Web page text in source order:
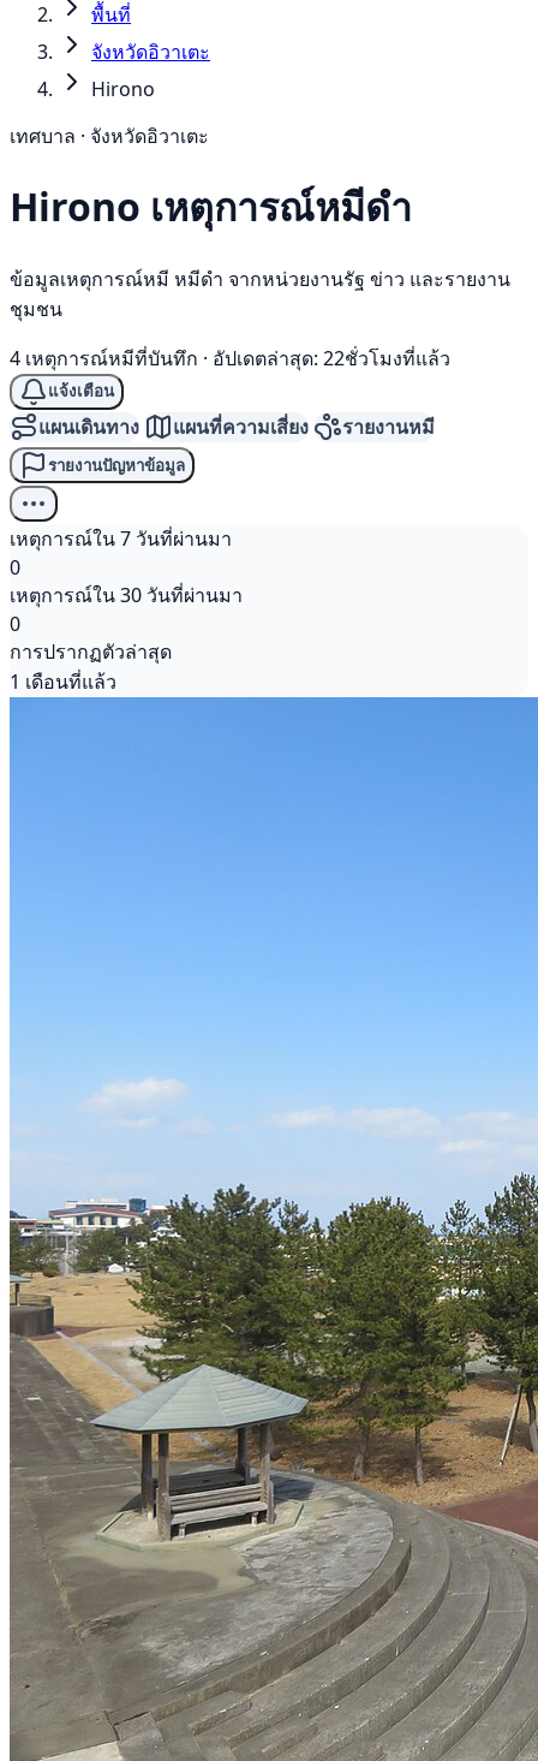
พื้นที่
จังหวัดอิวาเตะ
Hirono
เทศบาล · จังหวัดอิวาเตะ
Hirono เหตุการณ์หมีดำ
ข้อมูลเหตุการณ์หมี หมีดำ จากหน่วยงานรัฐ ข่าว และรายงาน
ชุมชน
4 เหตุการณ์หมีที่บันทึก · อัปเดตล่าสุด: 22ชั่วโมงที่แล้ว
แจ้งเตือน
แผนเดินทาง แผนที่ความเสี่ยง รายงานหมี
รายงานปัญหาข้อมูล
เหตุการณ์ใน 7 วันที่ผ่านมา
0
เหตุการณ์ใน 30 วันที่ผ่านมา
0
การปรากฏตัวล่าสุด
1 เดือนที่แล้ว